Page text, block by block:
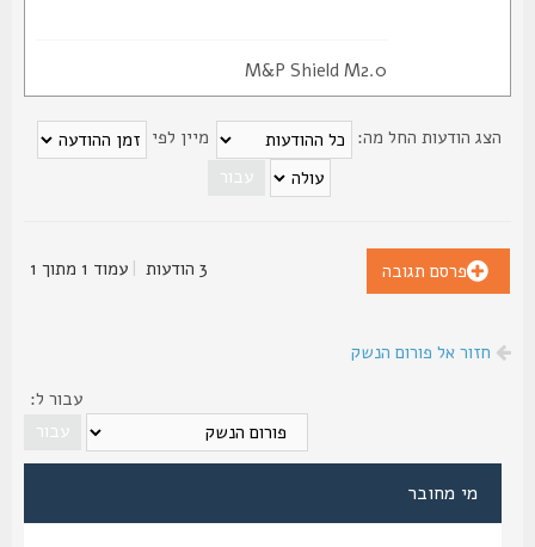
M&P Shield M2.0
הודעות החל מה: מיין לפי
פרסם תגובה |עמוד1מתוך1
חזור אל פורום הנשק
עבור ל:
מי מחובר